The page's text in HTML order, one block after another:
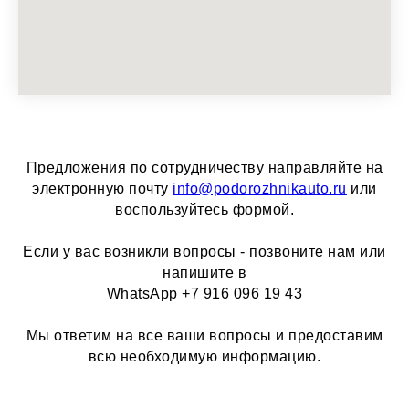
Предложения по сотрудничеству направляйте на
электронную почту info@podorozhnikauto.ru или
воспользуйтесь формой.
Если у вас возникли вопросы - позвоните нам или
напишите в
WhatsApp +7 916 096 19 43
Мы ответим на все ваши вопросы и предоставим
всю необходимую информацию.